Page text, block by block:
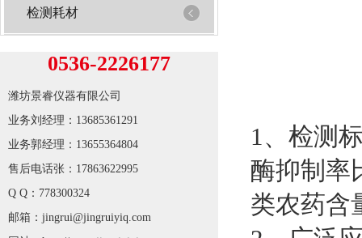
检测耗材
0536-2226177
潍坊景睿仪器有限公司
业务刘经理：13685361291
业务郭经理：13655364804
售后电话张：17863622995
Q Q：778300324
邮箱：jingrui@jingruiyiq.com
1、检测
酶抑制率
类农药含